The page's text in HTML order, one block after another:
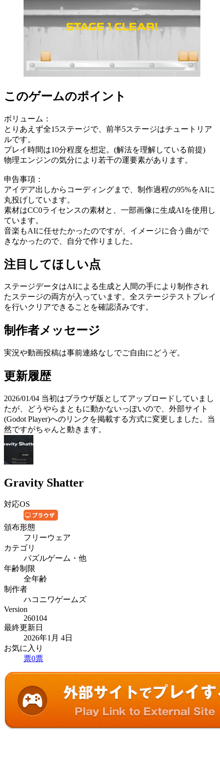
このゲームのポイント
ボリューム：
とりあえず全15ステージで、前半5ステージはチュートリア
ルです。
プレイ時間は10分程度を想定。(解法を理解している前提)
物理エンジンの気分により若干の運要素があります。
申告事項：
アイデア出しからコーディングまで、制作過程の95%をAIに
丸投げしています。
素材はCC0ライセンスの素材と、一部画像に生成AIを使用し
ています。
音楽もAIに任せたかったのですが、イメージに合う曲がで
きなかったので、自分で作りました。
注目してほしい点
ステージデータはAIによる生成と人間の手により制作され
たステージの両方が入っています。全ステージテストプレイ
を行いクリアできることを確認済みです。
制作者メッセージ
実況や動画投稿は事前連絡なしでご自由にどうぞ。
更新履歴
2026/01/04 当初はブラウザ版としてアップロードしていまし
たが、どうやらまともに動かないっぽいので、外部サイト
(Godot Player)へのリンクを掲載する方式に変更しました。当
然ですがちゃんと動きます。
Gravity Shatter
対応OS
頒布形態
フリーウェア
カテゴリ
パズルゲーム・他
年齢制限
全年齢
制作者
ハコニワゲームズ
Version
260104
最終更新日
2026年1月 4日
お気に入り
票0票